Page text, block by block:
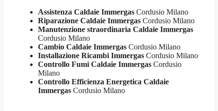
Assistenza Caldaie Immergas Cordusio Milano
Riparazione Caldaie Immergas Cordusio Milano
Manutenzione straordinaria Caldaie Immergas
Cordusio Milano
Cambio Caldaie Immergas Cordusio Milano
Installazione Ricambi Immergas Cordusio Milano
Controllo Fumi Caldaie Immergas Cordusio
Milano
Controllo Efficienza Energetica Caldaie
Immergas Cordusio Milano